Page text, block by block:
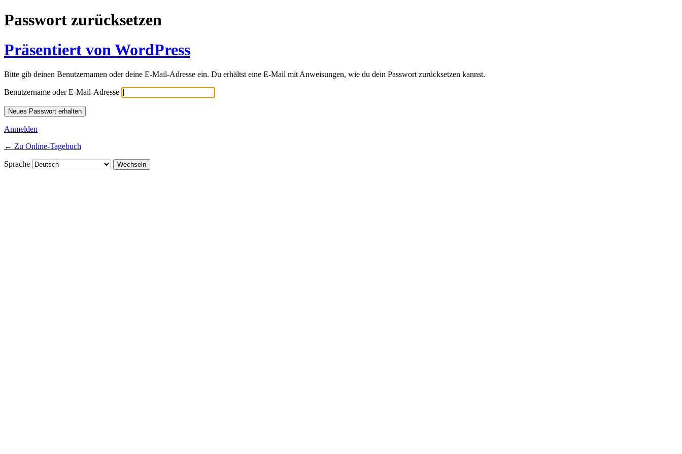
Passwort zurücksetzen
Präsentiert von WordPress
Bitte gib deinen Benutzernamen oder deine E-Mail-Adresse ein. Du erhältst eine E-Mail mit Anweisungen, wie du dein Passwort zurücksetzen kannst.
Benutzername oder E-Mail-Adresse
Anmelden
← Zu Online-Tagebuch
Sprache